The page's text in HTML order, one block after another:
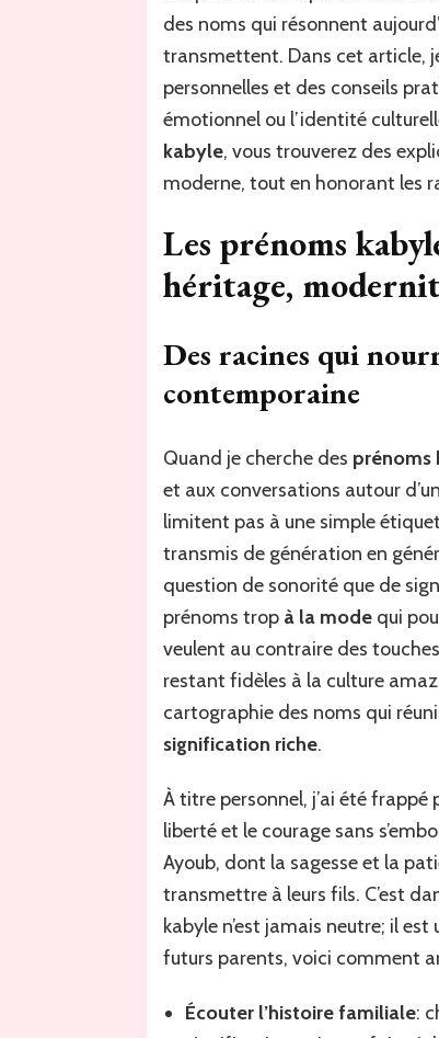
des noms qui résonnent
transmettent. Dans cet article,
personnelles et des conseils
émotionnel ou l’identité
kabyle, vous trouverez des
moderne, tout en honorant les
Les prénoms
héritage,
Des racines qui
contemporaine
Quand je cherche des prénoms
et aux conversations autour
limitent pas à une simple
transmis de génération en
question de sonorité que de
prénoms trop à la mode qui
veulent au contraire des
restant fidèles à la culture
cartographie des noms qui
signification riche.
À titre personnel, j’ai été
liberté et le courage sans
Ayoub, dont la sagesse et la
transmettre à leurs fils. C’est
kabyle n’est jamais neutre; il
futurs parents, voici comment
Écouter l’histoire familiale: